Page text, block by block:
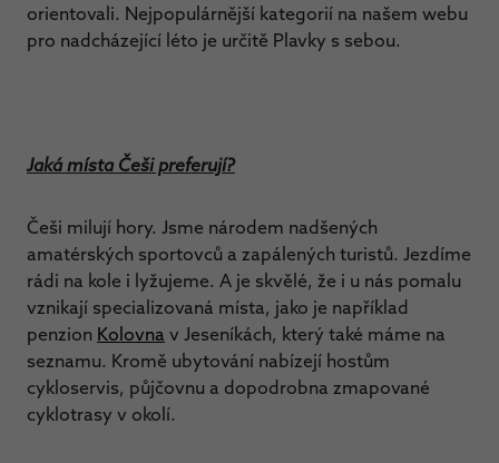
orientovali. Nejpopulárnější kategorií na našem webu
pro nadcházející léto je určitě Plavky s sebou.
Jaká místa Češi preferují?
Češi milují hory. Jsme národem nadšených
amatérských sportovců a zapálených turistů. Jezdíme
rádi na kole i lyžujeme. A je skvělé, že i u nás pomalu
vznikají specializovaná místa, jako je například
penzion Kolovna v Jeseníkách, který také máme na
seznamu. Kromě ubytování nabízejí hostům
cykloservis, půjčovnu a dopodrobna zmapované
cyklotrasy v okolí.